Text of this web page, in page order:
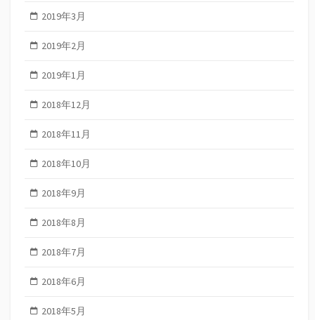
2019年3月
2019年2月
2019年1月
2018年12月
2018年11月
2018年10月
2018年9月
2018年8月
2018年7月
2018年6月
2018年5月